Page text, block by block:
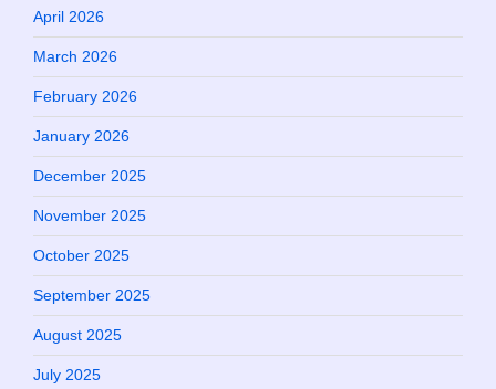
April 2026
March 2026
February 2026
January 2026
December 2025
November 2025
October 2025
September 2025
August 2025
July 2025